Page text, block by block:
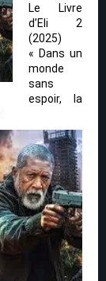
Le Livre
d’Eli 2
(2025)
« Dans un
monde
sans
espoir, la